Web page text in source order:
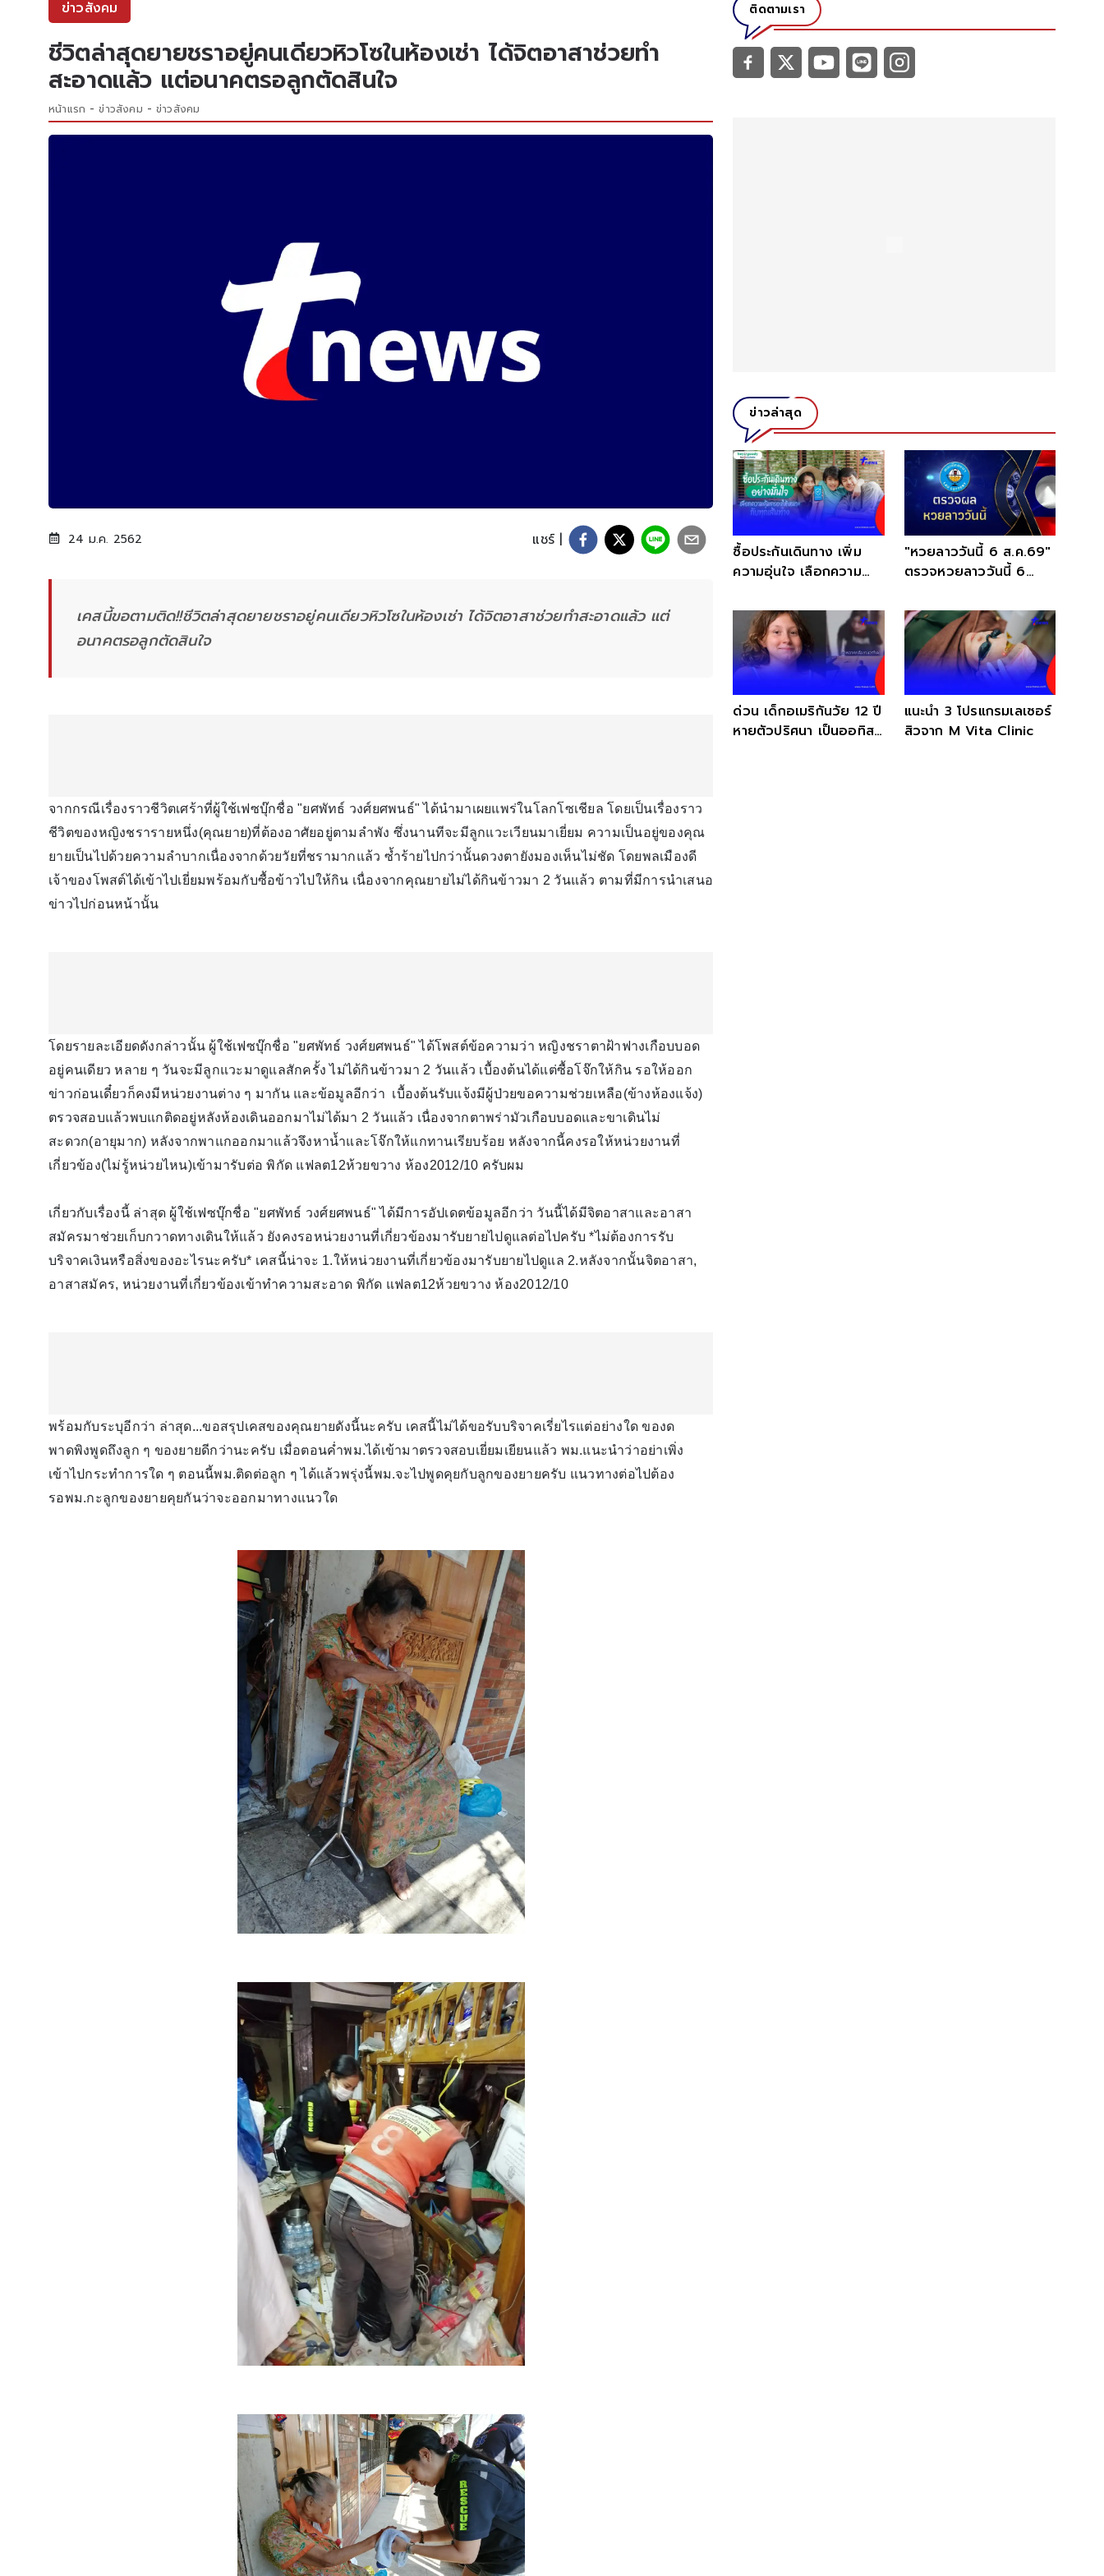
ข่าวสังคม
ชีวิตล่าสุดยายชราอยู่คนเดียวหิวโซในห้องเช่า ได้จิตอาสาช่วยทำ
สะอาดแล้ว แต่อนาคตรอลูกตัดสินใจ
หน้าแรก ข่าวสังคม ข่าวสังคม
24 ม.ค. 2562 แชร์ |
เคสนี้ขอตามติด!!ชีวิตล่าสุดยายชราอยู่คนเดียวหิวโซในห้องเช่า ได้จิตอาสาช่วยทำสะอาดแล้ว แต่
อนาคตรอลูกตัดสินใจ
จากกรณีเรื่องราวชีวิตเศร้าที่ผู้ใช้เฟซบุ๊กชื่อ "ยศพัทธ์ วงศ์ยศพนธ์" ได้นำมาเผยแพร่ในโลกโซเชียล โดยเป็นเรื่องราว
ชีวิตของหญิงชรารายหนึ่ง(คุณยาย)ที่ต้องอาศัยอยู่ตามลำพัง ซึ่งนานทีจะมีลูกแวะเวียนมาเยี่ยม ความเป็นอยู่ของคุณ
ยายเป็นไปด้วยความลำบากเนื่องจากด้วยวัยที่ชรามากแล้ว ซ้ำร้ายไปกว่านั้นดวงตายังมองเห็นไม่ชัด โดยพลเมืองดี
เจ้าของโพสต์ได้เข้าไปเยี่ยมพร้อมกับซื้อข้าวไปให้กิน เนื่องจากคุณยายไม่ได้กินข้าวมา 2 วันแล้ว ตามที่มีการนำเสนอ
ข่าวไปก่อนหน้านั้น
โดยรายละเอียดดังกล่าวนั้น ผู้ใช้เฟซบุ๊กชื่อ "ยศพัทธ์ วงศ์ยศพนธ์" ได้โพสต์ข้อความว่า หญิงชราตาฝ้าฟางเกือบบอด
อยู่คนเดียว หลาย ๆ วันจะมีลูกแวะมาดูแลสักครั้ง ไม่ได้กินข้าวมา 2 วันแล้ว​ เบื้องต้นได้แต่ซื้อโจ๊กให้กิน รอให้ออก
ข่าวก่อนเดี๋ยวก็คงมีหน่วยงานต่าง ๆ มากัน และข้อมูลอีกว่า เบื้องต้นรับแจ้งมีผู้ป่วยขอความช่วยเหลือ(ข้างห้องแจ้ง)
ตรวจสอบแล้วพบแกติดอยู่หลังห้องเดินออกมาไม่ได้มา 2 วันแล้ว เนื่องจากตาพร่ามัวเกือบบอด​และขาเดินไม่
สะดวก(อายุมาก) หลังจากพาแกออกมาแล้วจึงหาน้ำและโจ๊กให้แกทานเรียบร้อย หลังจากนี้คงรอให้หน่วยงานที่
เกี่ยวข้อง(ไม่รู้หน่วยไหน)​เข้ามารับต่อ พิกัด​ แฟลต12ห้วยขวาง ห้อง2012/10​ ครับผม
เกี่ยวกับเรื่องนี้ ล่าสุด ผู้ใช้เฟซบุ๊กชื่อ "ยศพัทธ์ วงศ์ยศพนธ์" ได้มีการอัปเดตข้อมูลอีกว่า วันนี้ได้มีจิตอาสาและอาสา
สมัครมาช่วยเก็บกวาดทางเดินให้แล้ว ยังคงรอหน่วยงานที่เกี่ยวข้องมารับยายไปดูแลต่อไปครับ *ไม่ต้องการรับ
บริจาคเงินหรือสิ่งของอะไรนะครับ​* เคสนี้น่าจะ​ 1.ให้หน่วยงานที่เกี่ยวข้องมารับยายไปดูแล 2.หลังจากนั้นจิตอาสา,
อาสาสมัคร, หน่วยงานที่เกี่ยวข้องเข้าทำความสะอาด พิกัด​ แฟลต12ห้วยขวาง​ ห้อง2012/10
พร้อมกับระบุอีกว่า ล่าสุด...ขอสรุปเคสของคุณยายดังนี้นะครับ เคสนี้ไม่ได้ขอรับบริจาคเรี่ยไรแต่อย่างใด ของด
พาดพิงพูดถึงลูก ๆ ของยายดีกว่านะครับ เมื่อตอนค่ำพม.ได้เข้ามาตรวจสอบเยี่ยมเยียนแล้ว พม.แนะนำว่าอย่าเพิ่ง
เข้าไปกระทำการใด ๆ ตอนนี้พม.ติดต่อลูก ๆ ได้แล้วพรุ่งนี้พม.จะไปพูดคุยกับลูกของยายครับ แนวทางต่อไปต้อง
รอพม.กะลูกของยายคุยกันว่าจะออกมาทางแนวใด
ติดตามเรา
ข่าวล่าสุด
ซื้อประกันเดินทาง เพิ่ม
ความอุ่นใจ เลือกความ
"หวยลาววันนี้ 6 ส.ค.69"
ตรวจหวยลาววันนี้ 6
พัฒนา
ด่วน เด็กอเมริกันวัย 12 ปี
หายตัวปริศนา เป็นออทิสติ
แนะนำ 3 โปรแกรมเลเซอร์
สิวจาก M Vita Clinic